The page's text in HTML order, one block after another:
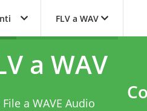
FLV a WAV
a WAV
a WAVE Audio